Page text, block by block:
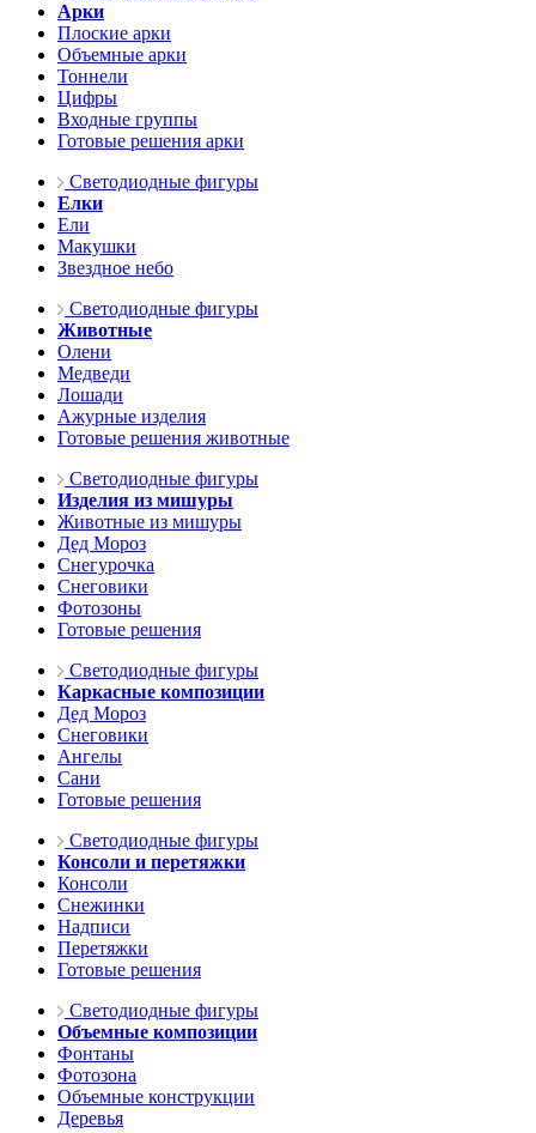
Арки
Плоские арки
Объемные арки
Тоннели
Цифры
Входные группы
Готовые решения арки
Светодиодные фигуры
Елки
Ели
Макушки
Звездное небо
Светодиодные фигуры
Животные
Олени
Медведи
Лошади
Ажурные изделия
Готовые решения животные
Светодиодные фигуры
Изделия из мишуры
Животные из мишуры
Дед Мороз
Снегурочка
Снеговики
Фотозоны
Готовые решения
Светодиодные фигуры
Каркасные композиции
Дед Мороз
Снеговики
Ангелы
Сани
Готовые решения
Светодиодные фигуры
Консоли и перетяжки
Консоли
Снежинки
Надписи
Перетяжки
Готовые решения
Светодиодные фигуры
Объемные композиции
Фонтаны
Фотозона
Объемные конструкции
Деревья